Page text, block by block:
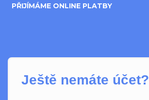
PŘIJÍMÁME ONLINE PLATBY
Ještě nemáte účet?